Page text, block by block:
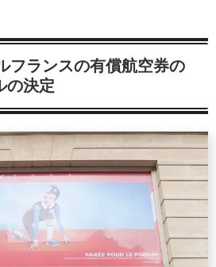
フランスの有償航空券の
の決定